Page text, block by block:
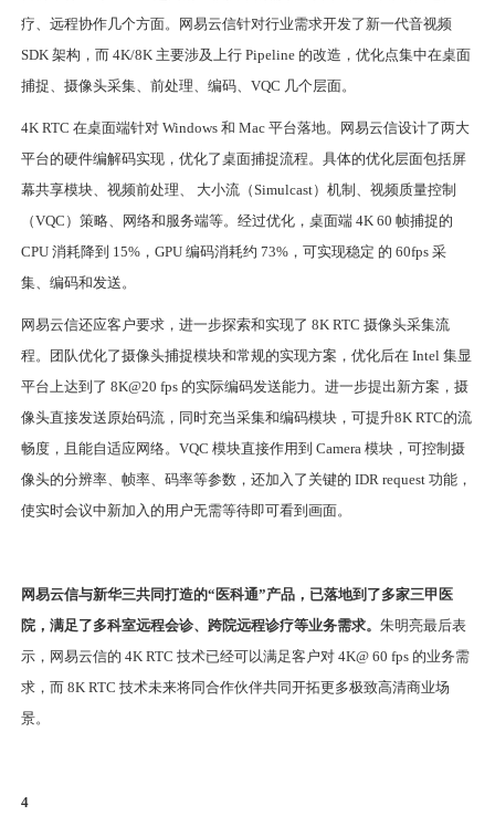
疗、远程协作几个方面。网易云信针对行业需求开发了新一代音视频
SDK 架构，而 4K/8K 主要涉及上行 Pipeline 的改造，优化点集中在桌面
捕捉、摄像头采集、前处理、编码、VQC 几个层面。
4K RTC 在桌面端针对 Windows 和 Mac 平台落地。网易云信设计了两大
平台的硬件编解码实现，优化了桌面捕捉流程。具体的优化层面包括屏
幕共享模块、视频前处理、 大小流（Simulcast）机制、视频质量控制
（VQC）策略、网络和服务端等。经过优化，桌面端 4K 60 帧捕捉的
CPU 消耗降到 15%，GPU 编码消耗约 73%，可实现稳定 的 60fps 采
集、编码和发送。
网易云信还应客户要求，进一步探索和实现了 8K RTC 摄像头采集流
程。团队优化了摄像头捕捉模块和常规的实现方案，优化后在 Intel 集显
平台上达到了 8K@20 fps 的实际编码发送能力。进一步提出新方案，摄
像头直接发送原始码流，同时充当采集和编码模块，可提升8K RTC的流
畅度，且能自适应网络。VQC 模块直接作用到 Camera 模块，可控制摄
像头的分辨率、帧率、码率等参数，还加入了关键的 IDR request 功能，
使实时会议中新加入的用户无需等待即可看到画面。
网易云信与新华三共同打造的“医科通”产品，已落地到了多家三甲医
院，满足了多科室远程会诊、跨院远程诊疗等业务需求。朱明亮最后表
示，网易云信的 4K RTC 技术已经可以满足客户对 4K@ 60 fps 的业务需
求，而 8K RTC 技术未来将同合作伙伴共同开拓更多极致高清商业场
景。
4